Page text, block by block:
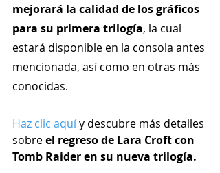
mejorará la calidad de los gráficos
para su primera trilogía, la cual
estará disponible en la consola antes
mencionada, así como en otras más
conocidas.
Haz clic aquí y descubre más detalles
sobre el regreso de Lara Croft con
Tomb Raider en su nueva trilogía.